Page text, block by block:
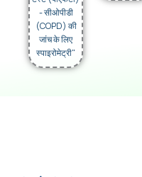
- सीओपीडी
(COPD) की
जांच के लिए
स्पाइरोमेट्री"